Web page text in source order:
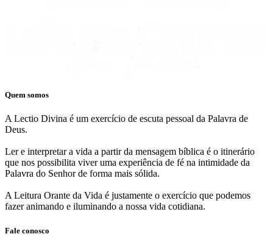
Quem somos
A Lectio Divina é um exercício de escuta pessoal da Palavra de
Deus.
Ler e interpretar a vida a partir da mensagem bíblica é o itinerário
que nos possibilita viver uma experiência de fé na intimidade da
Palavra do Senhor de forma mais sólida.
A Leitura Orante da Vida é justamente o exercício que podemos
fazer animando e iluminando a nossa vida cotidiana.
Fale conosco